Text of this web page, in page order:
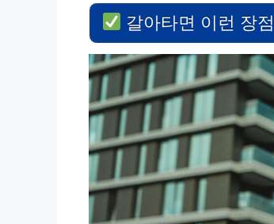
갈아타면 이런 장